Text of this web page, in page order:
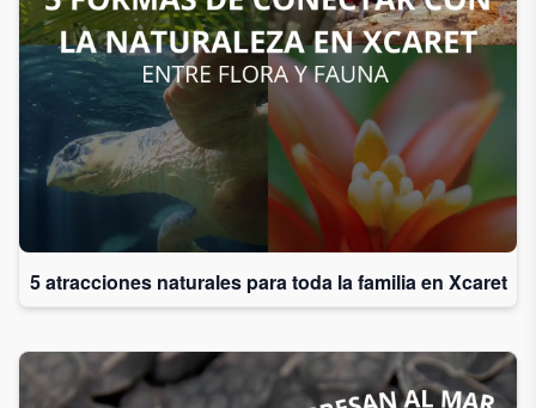
5 atracciones naturales para toda la familia en Xcaret